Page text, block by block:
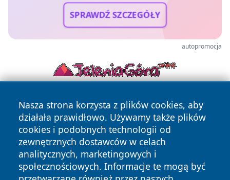
SPRAWDŹ SZCZEGÓŁY
autopromocja
Nasza strona korzysta z plików cookies, aby
działała prawidłowo. Używamy także plików
cookies i podobnych technologii od
zewnętrznych dostawców w celach
analitycznych, marketingowych i
społecznościowych. Informacje te mogą być
Copyright © 2026 nowosadecki24.pl Wszystkie prawa
zastrzeżone.